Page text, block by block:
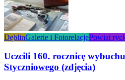
DęblinGalerie i FotorelacjePowiat
Uczcili 160. rocznicę
Styczniowego (zdjęcia)